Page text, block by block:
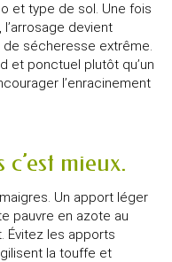
et type de sol. Une fois
devient
sécheresse extrême.
et ponctuel plutôt qu’un
l’enracinement
mieux.
Un apport léger
pauvre en azote au
Évitez les apports
la touffe et